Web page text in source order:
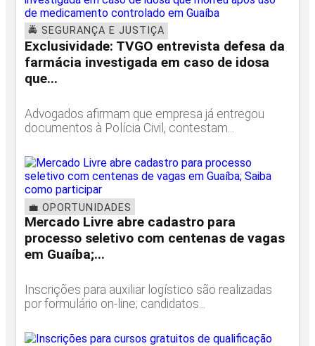
🚔 SEGURANÇA E JUSTIÇA
Exclusividade: TVGO entrevista defesa da
farmácia investigada em caso de idosa
que...
Advogados afirmam que empresa já entregou
documentos à Polícia Civil, contestam...
💼 OPORTUNIDADES
Mercado Livre abre cadastro para
processo seletivo com centenas de vagas
em Guaíba;...
Inscrições para auxiliar logístico são realizadas
por formulário on-line; candidatos...